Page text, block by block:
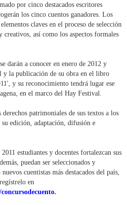
por cinco destacados escritores
los cinco cuentos ganadores. Los
claves en el proceso de selección
creativos, así como los aspectos formales
darán a conocer en enero de 2012 y
la publicación de su obra en el libro
y su reconocimiento tendrá lugar ese
en el marco del Hay Festival.
patrimoniales de sus textos a los
edición, adaptación, difusión e
estudiantes y docentes fortalezcan sus
puedan ser seleccionados y
cuentistas más destacados del país,
en
.